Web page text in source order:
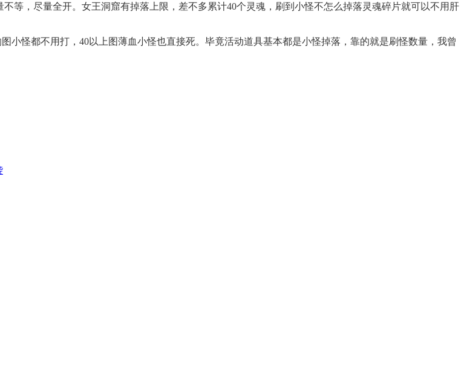
等，尽量全开。女王洞窟有掉落上限，差不多累计40个灵魂，刷到小怪不怎么掉落灵魂碎片就可以不用肝
怪都不用打，40以上图薄血小怪也直接死。毕竟活动道具基本都是小怪掉落，靠的就是刷怪数量，我曾